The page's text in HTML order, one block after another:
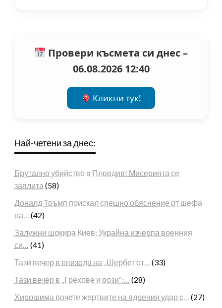
Провери късмета си днес –
06.08.2026 12:40
Кликни тук!
Най-четени за днес:
Брутално убийство в Пловдив! Мисерията се
заплита (58)
Доналд Тръмп поискал спешно обяснение от шефа
на… (42)
Залужни шокира Киев: Украйна изчерпа военния
си… (41)
Тази вечер в епизода на „Шербет от… (33)
Тази вечер в „Грехове и рози“:… (28)
Хирошима почете жертвите на ядрения удар с… (27)